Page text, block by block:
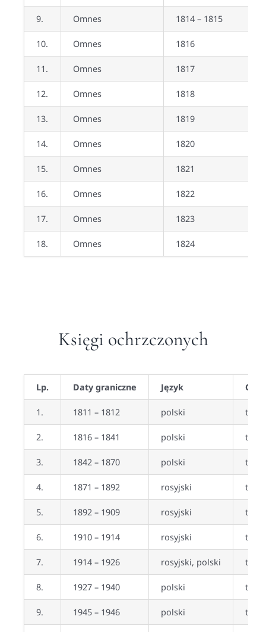
9. Omnes 1814 – 1815
10. Omnes 1816
11. Omnes 1817
12. Omnes 1818
13. Omnes 1819
14. Omnes 1820
15. Omnes 1821
16. Omnes 1822
17. Omnes 1823
18. Omnes 1824
Księgi ochrzczonych
Lp. Daty graniczne Język Czy
1. 1811 – 1812 polski tak
2. 1816 – 1841 polski tak
3. 1842 – 1870 polski tak
4. 1871 – 1892 rosyjski tak
5. 1892 – 1909 rosyjski tak
6. 1910 – 1914 rosyjski tak
7. 1914 – 1926 rosyjski, polski tak
8. 1927 – 1940 polski tak
9. 1945 – 1946 polski tak